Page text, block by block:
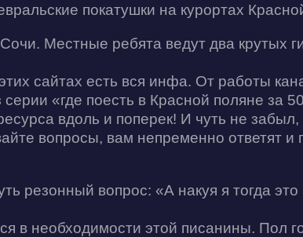
покатушки на курортах
Местные ребята ведут два крутых
сайтах есть вся инфа. От работы
«где поесть в Красной поляне за
вдоль и поперек! И чуть не забыл,
вопросы, вам непременно ответят
резонный вопрос: «А накуя я тогда
в необходимости этой писанины. Пол